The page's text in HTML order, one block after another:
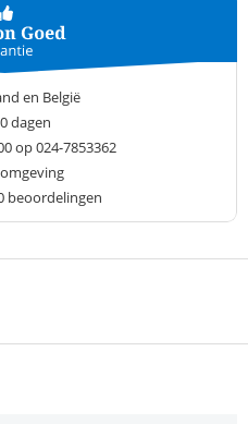
en België
dagen
op 024-7853362
beoordelingen